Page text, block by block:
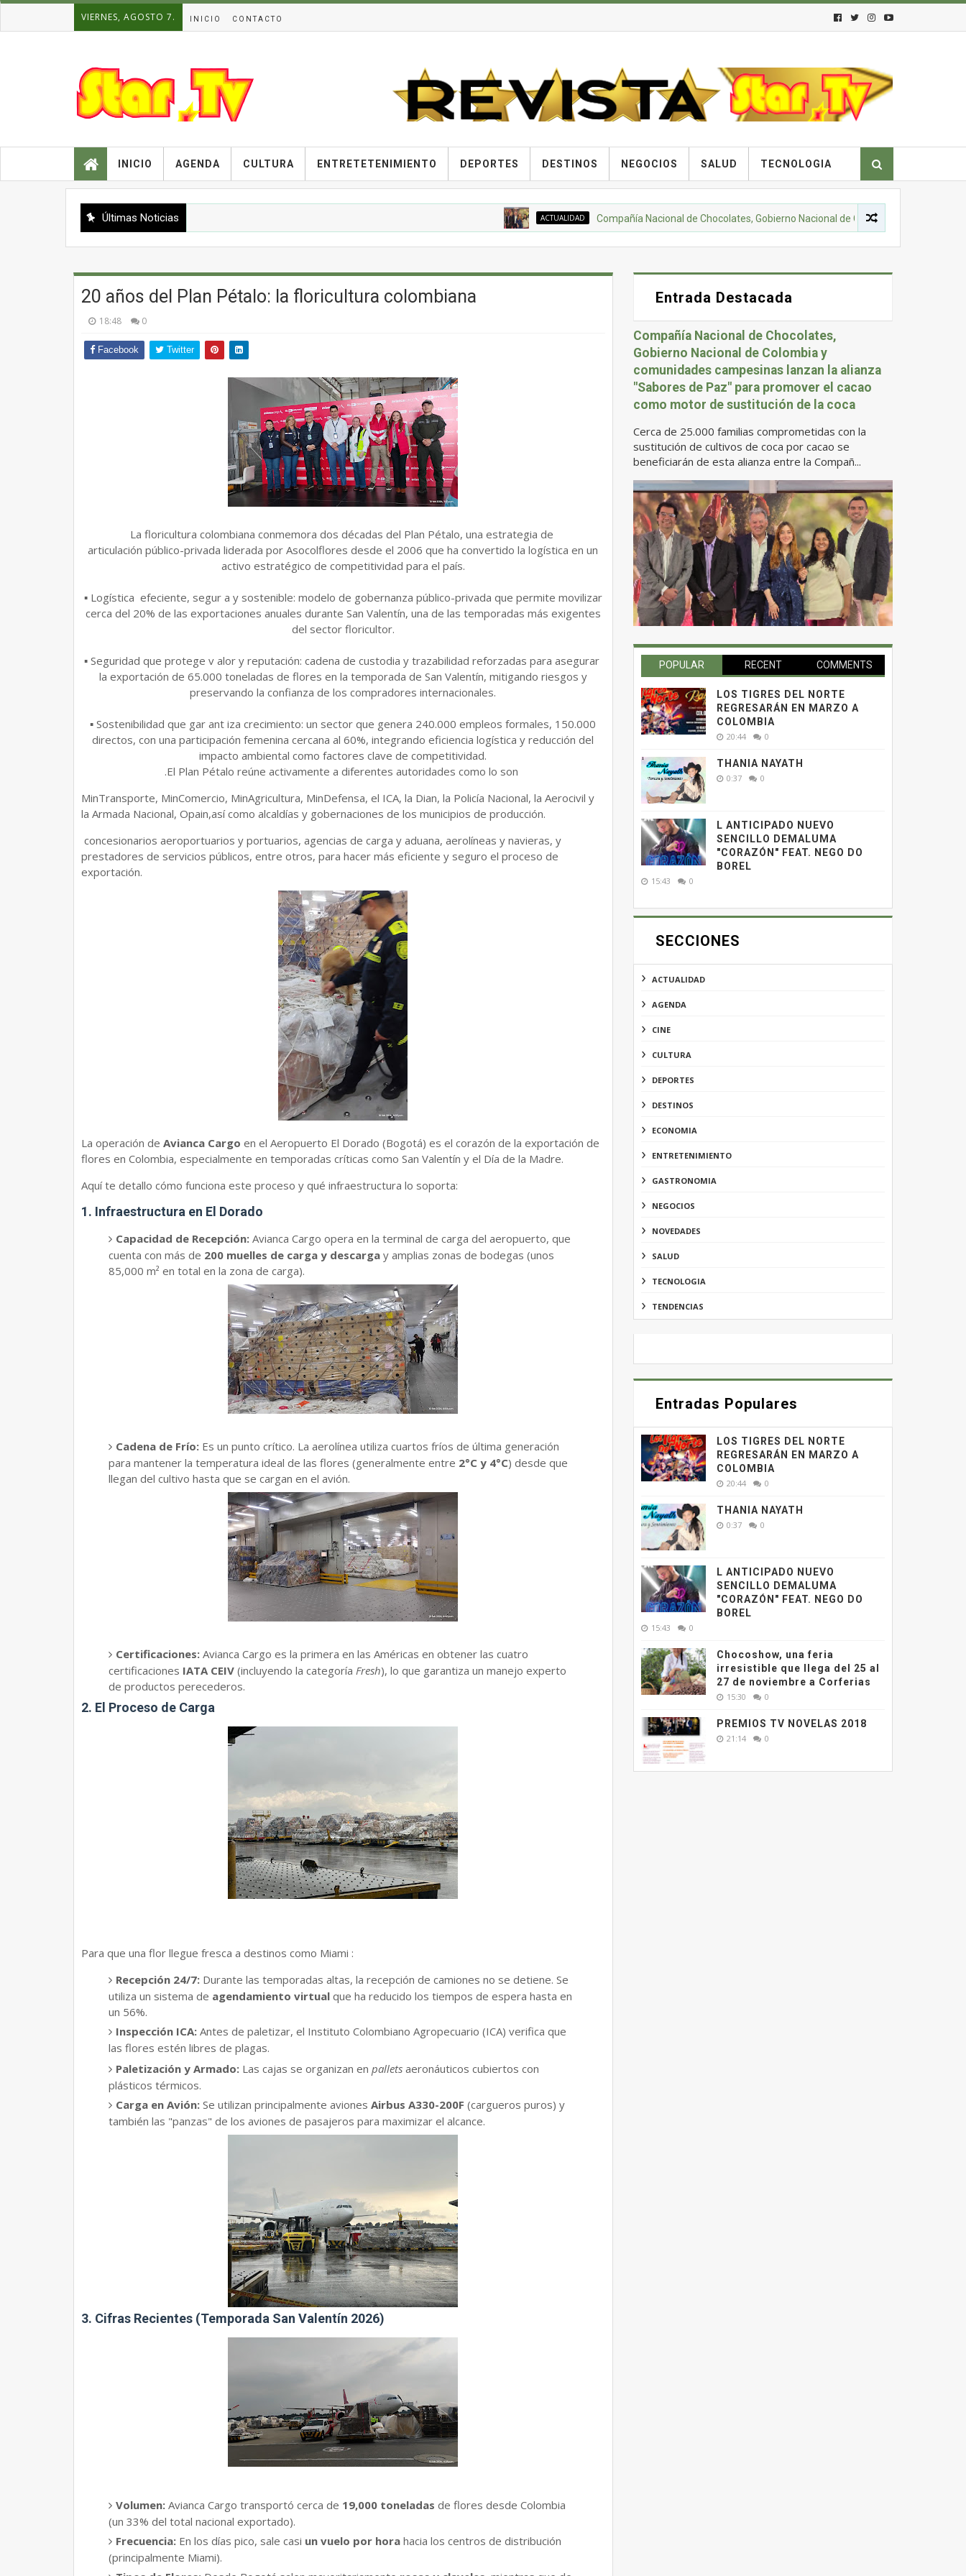
VIERNES, AGOSTO 7. INICIO CONTACTO
INICIO AGENDA CULTURA ENTRETETENIMIENTO DEPORTES DESTINOS NEGOCIOS SALUD TECNOLOGIA
Últimas Noticias ACTUALIDAD Compañía Nacional de Chocolates, Gobierno Nacional de Colombia y comunidades
20 años del Plan Pétalo: la floricultura colombiana
18:48 0
Facebook Twitter
La floricultura colombiana conmemora dos décadas del Plan Pétalo, una estrategia de
articulación público-privada liderada por Asocolflores desde el 2006 que ha convertido la logística en un
activo estratégico de competitividad para el país.
▪ Logística efeciente, segur a y sostenible: modelo de gobernanza público-privada que permite movilizar
cerca del 20% de las exportaciones anuales durante San Valentín, una de las temporadas más exigentes
del sector floricultor.
▪ Seguridad que protege v alor y reputación: cadena de custodia y trazabilidad reforzadas para asegurar
la exportación de 65.000 toneladas de flores en la temporada de San Valentín, mitigando riesgos y
preservando la confianza de los compradores internacionales.
▪ Sostenibilidad que gar ant iza crecimiento: un sector que genera 240.000 empleos formales, 150.000
directos, con una participación femenina cercana al 60%, integrando eficiencia logística y reducción del
impacto ambiental como factores clave de competitividad.
.El Plan Pétalo reúne activamente a diferentes autoridades como lo son
MinTransporte, MinComercio, MinAgricultura, MinDefensa, el ICA, la Dian, la Policía Nacional, la Aerocivil y
la Armada Nacional, Opain,así como alcaldías y gobernaciones de los municipios de producción.
concesionarios aeroportuarios y portuarios, agencias de carga y aduana, aerolíneas y navieras, y
prestadores de servicios públicos, entre otros, para hacer más eficiente y seguro el proceso de
exportación.
La operación de Avianca Cargo en el Aeropuerto El Dorado (Bogotá) es el corazón de la exportación de
flores en Colombia, especialmente en temporadas críticas como San Valentín y el Día de la Madre.
​Aquí te detallo cómo funciona este proceso y qué infraestructura lo soporta:
​1. Infraestructura en El Dorado
Capacidad de Recepción:Avianca Cargo opera en la terminal de carga del aeropuerto, que
cuenta con más de 200 muelles de carga y descargay amplias zonas de bodegas (unos
85,000 m² en total en la zona de carga).
Cadena de Frío:Es un punto crítico. La aerolínea utiliza cuartos fríos de última generación
para mantener la temperatura ideal de las flores (generalmente entre 2°C y 4°C) desde que
llegan del cultivo hasta que se cargan en el avión.
Certificaciones:Avianca Cargo es la primera en las Américas en obtener las cuatro
certificaciones IATA CEIV(incluyendo la categoría Fresh), lo que garantiza un manejo experto
de productos perecederos.
​2. El Proceso de Carga
​Para que una flor llegue fresca a destinos como Miami :
Recepción 24/7:Durante las temporadas altas, la recepción de camiones no se detiene. Se
utiliza un sistema de agendamiento virtualque ha reducido los tiempos de espera hasta en
un 56%.
Inspección ICA:Antes de paletizar, el Instituto Colombiano Agropecuario (ICA) verifica que
las flores estén libres de plagas.
Paletización y Armado:Las cajas se organizan en palletsaeronáuticos cubiertos con
plásticos térmicos.
Carga en Avión:Se utilizan principalmente aviones Airbus A330-200F (cargueros puros) y
también las "panzas" de los aviones de pasajeros para maximizar el alcance.
​3. Cifras Recientes (Temporada San Valentín 2026)
Volumen:Avianca Cargo transportó cerca de 19,000 toneladas de flores desde Colombia
(un 33% del total nacional exportado).
Frecuencia:En los días pico, sale casi un vuelo por horahacia los centros de distribución
(principalmente Miami).
Entrada Destacada
Compañía Nacional de Chocolates,
Gobierno Nacional de Colombia y
comunidades campesinas lanzan la alianza
"Sabores de Paz" para promover el cacao
como motor de sustitución de la coca
Cerca de 25.000 familias comprometidas con la
sustitución de cultivos de coca por cacao se
beneficiarán de esta alianza entre la Compañ...
POPULAR RECENT COMMENTS
LOS TIGRES DEL NORTE
REGRESARÁN EN MARZO A
COLOMBIA
20:44 0
THANIA NAYATH
0:37 0
L ANTICIPADO NUEVO
SENCILLO DEMALUMA
"CORAZÓN" FEAT. NEGO DO
BOREL
15:43 0
SECCIONES
ACTUALIDAD
AGENDA
CINE
CULTURA
DEPORTES
DESTINOS
ECONOMIA
ENTRETENIMIENTO
GASTRONOMIA
NEGOCIOS
NOVEDADES
SALUD
TECNOLOGIA
TENDENCIAS
Entradas Populares
LOS TIGRES DEL NORTE
REGRESARÁN EN MARZO A
COLOMBIA
20:44 0
THANIA NAYATH
0:37 0
L ANTICIPADO NUEVO
SENCILLO DEMALUMA
"CORAZÓN" FEAT. NEGO DO
BOREL
15:43 0
Chocoshow, una feria
irresistible que llega del 25 al
27 de noviembre a Corferias
15:30 0
PREMIOS TV NOVELAS 2018
21:14 0